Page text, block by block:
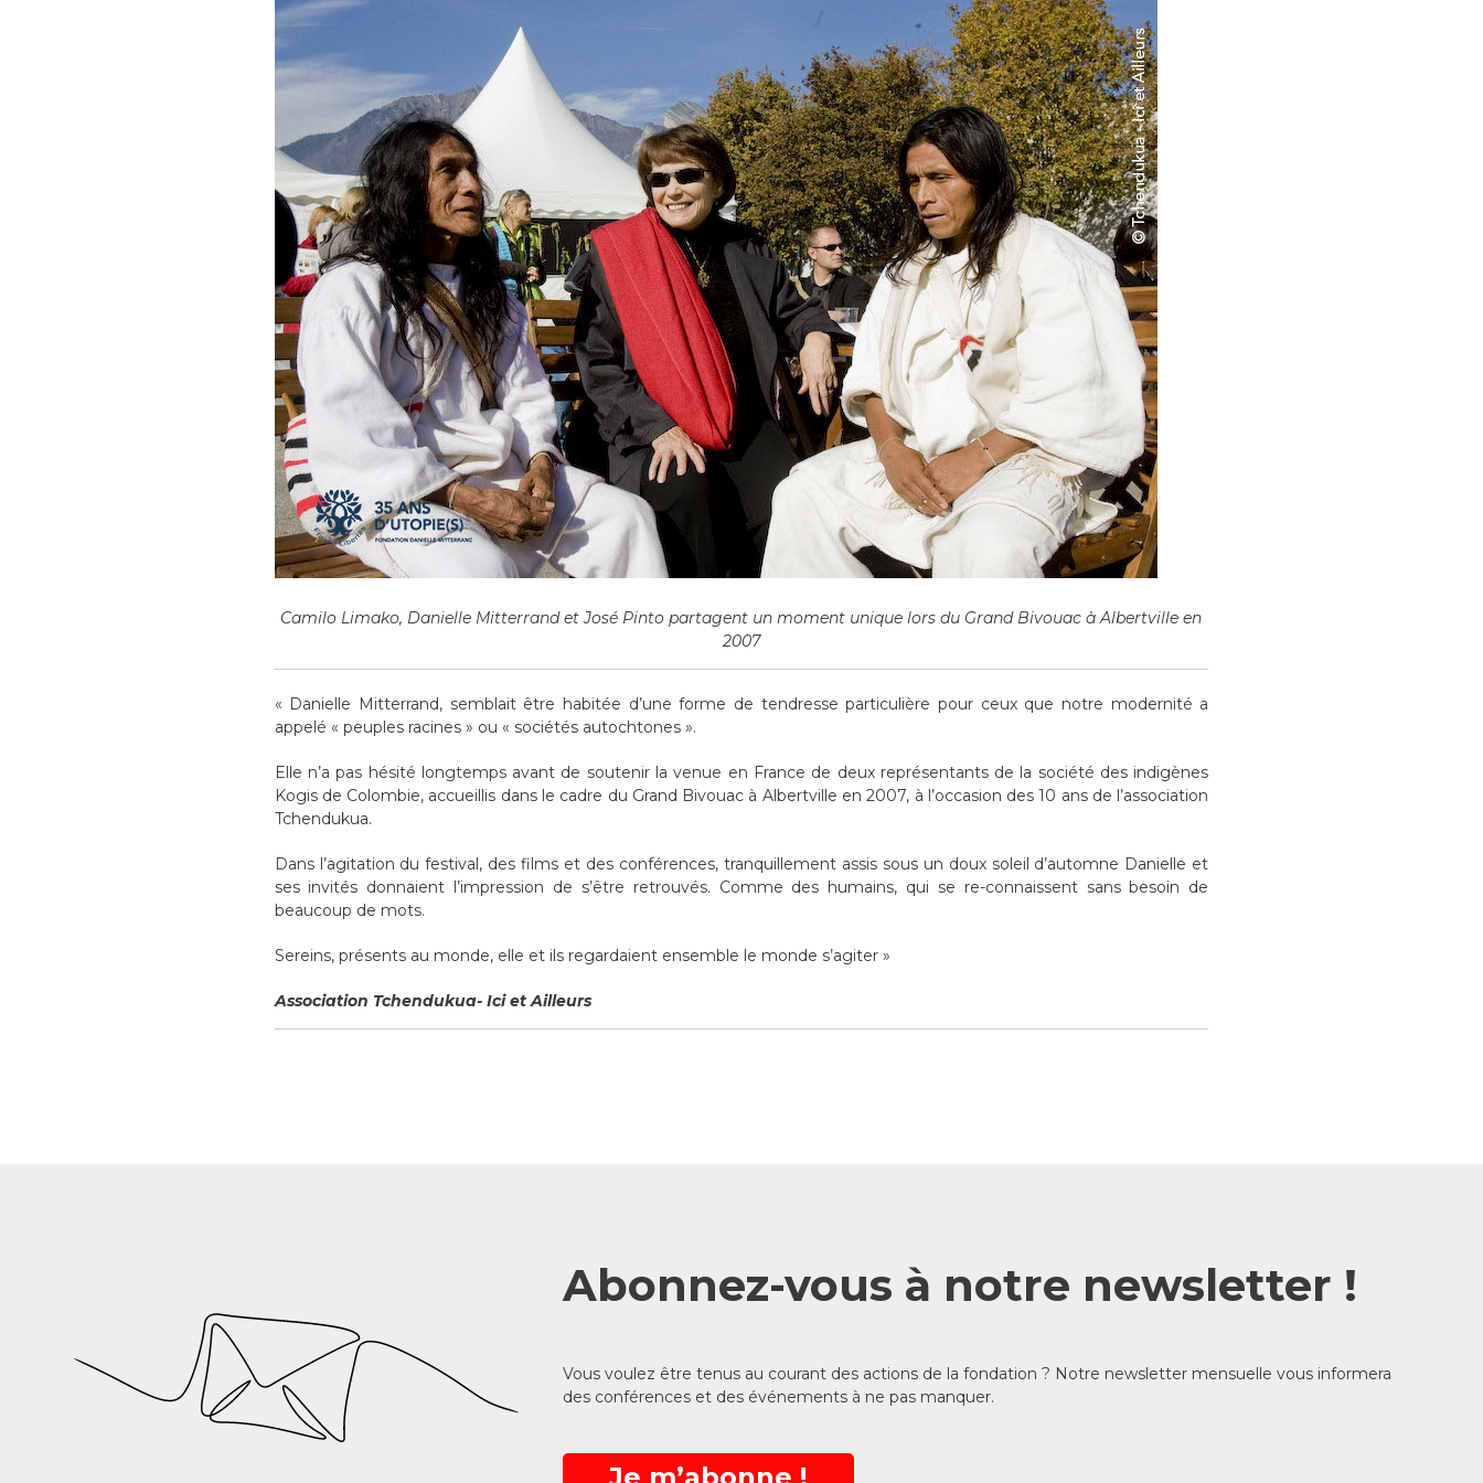
Camilo Limako, Danielle Mitterrand et José Pinto partagent un moment unique lors du Grand Bivouac à Albertville en
2007
« Danielle Mitterrand, semblait être habitée d’une forme de tendresse particulière pour ceux que notre modernité a
appelé « peuples racines » ou « sociétés autochtones ».
Elle n’a pas hésité longtemps avant de soutenir la venue en France de deux représentants de la société des indigènes
Kogis de Colombie, accueillis dans le cadre du Grand Bivouac à Albertville en 2007, à l’occasion des 10 ans de l’association
Tchendukua.
Dans l’agitation du festival, des films et des conférences, tranquillement assis sous un doux soleil d’automne Danielle et
ses invités donnaient l’impression de s’être retrouvés. Comme des humains, qui se re-connaissent sans besoin de
beaucoup de mots.
Sereins, présents au monde, elle et ils regardaient ensemble le monde s’agiter »
Association Tchendukua- Ici et Ailleurs
Abonnez-vous à notre newsletter !
Vous voulez être tenus au courant des actions de la fondation ? Notre newsletter mensuelle vous informera
des conférences et des événements à ne pas manquer.